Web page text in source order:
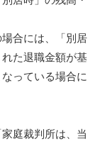
合には、「別居
た退職金額が基
っている場合に
庭裁判所は、当